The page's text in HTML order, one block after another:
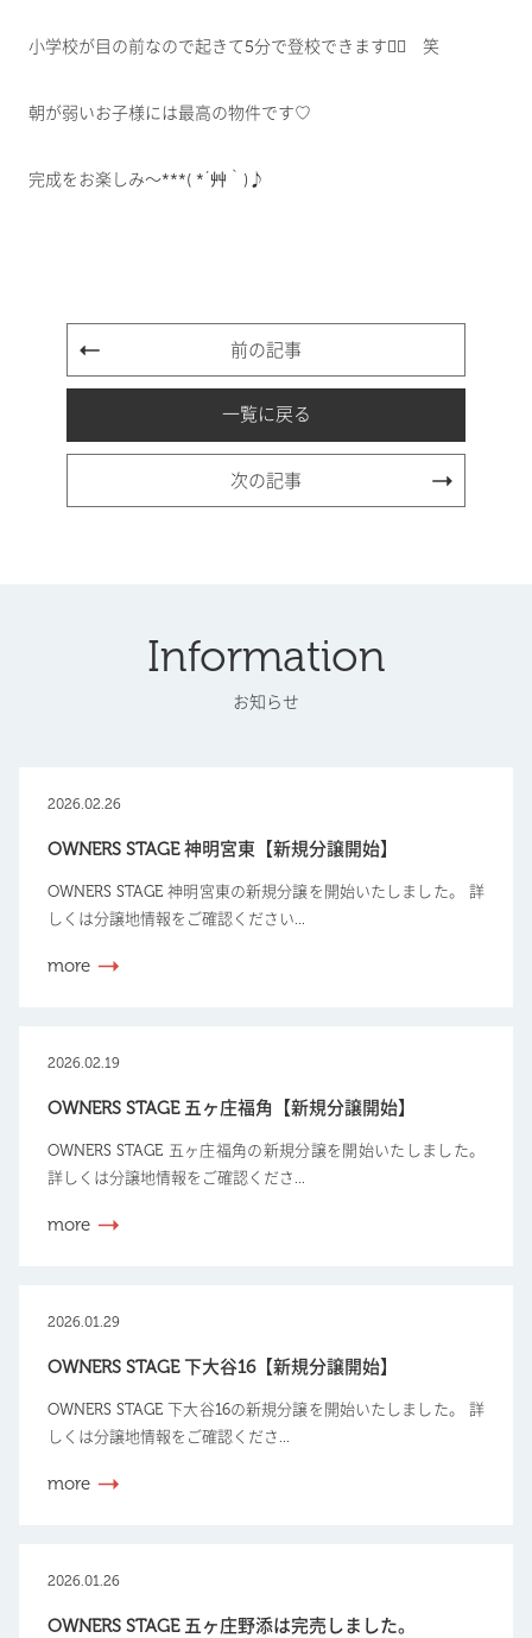
小学校が目の前なので起きて5分で登校できます🏃‍♂️ 笑
朝が弱いお子様には最高の物件です♡
完成をお楽しみ～***( *´艸｀)♪
前の記事
一覧に戻る
次の記事
Information
お知らせ
2026.02.26
OWNERS STAGE 神明宮東【新規分譲開始】
OWNERS STAGE 神明宮東の新規分譲を開始いたしました。 詳
しくは分譲地情報をご確認ください...
more
2026.02.19
OWNERS STAGE 五ヶ庄福角【新規分譲開始】
OWNERS STAGE 五ヶ庄福角の新規分譲を開始いたしました。
詳しくは分譲地情報をご確認くださ...
more
2026.01.29
OWNERS STAGE 下大谷16【新規分譲開始】
OWNERS STAGE 下大谷16の新規分譲を開始いたしました。 詳
しくは分譲地情報をご確認くださ...
more
2026.01.26
OWNERS STAGE 五ヶ庄野添は完売しました。